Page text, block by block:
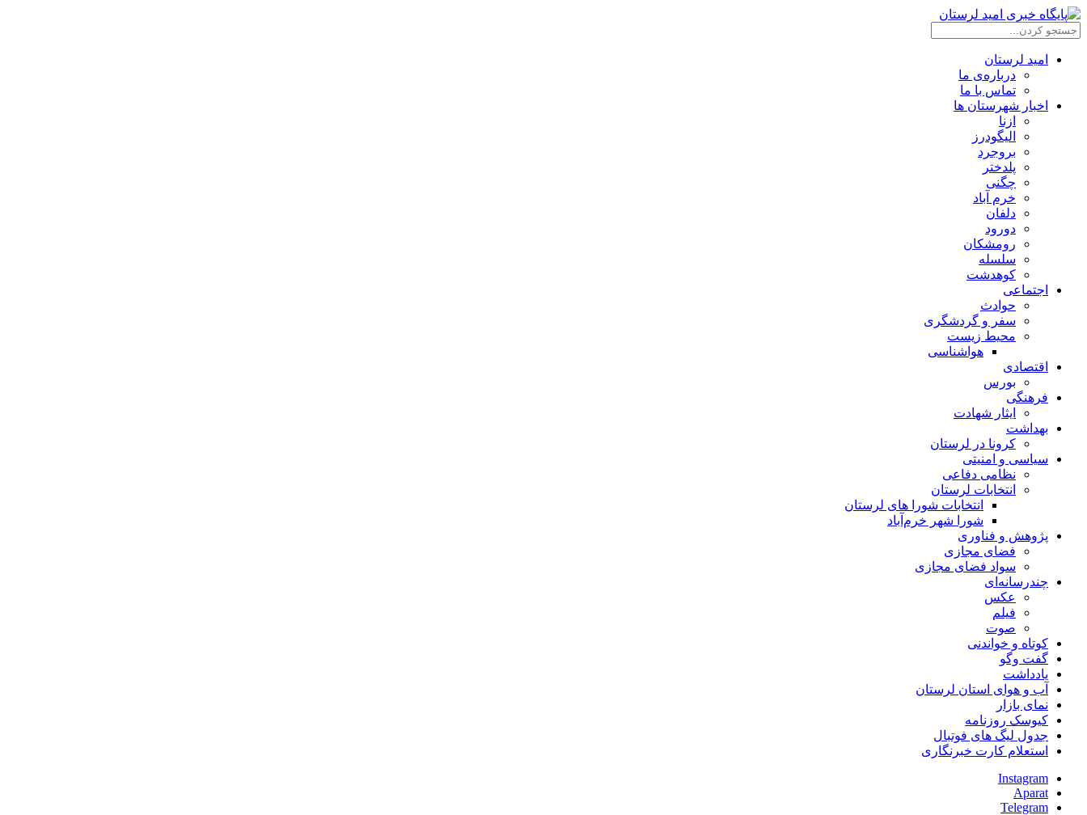
امید لرستان
درباره‌ی ما
تماس با ما
اخبار شهرستان ها
ازنا
الیگودرز
بروجرد
پلدختر
چگنی
خرم آباد
دلفان
دورود
رومشکان
سلسله
کوهدشت
اجتماعی
حوادث
سفر و گردشگری
محیط زیست
هواشناسی
اقتصادی
بورس
فرهنگی
ایثار شهادت
بهداشت
کرونا در لرستان
سیاسی و امنیتی
نظامی دفاعی
انتخابات لرستان
انتخابات شورا های لرستان
شورا شهر خرم‌آباد
پژوهش و فناوری
فضای مجازی
سواد فضای مجازی
چندرسانه‌ای
عكس
فیلم
صوت
کوتاه و خواندنی
گفت وگو
یادداشت
آب و هوای استان لرستان
نمای بازار
کیوسک روزنامه
جدول لیگ های فوتبال
استعلام کارت خبرنگاری
Instagram
Aparat
Telegram